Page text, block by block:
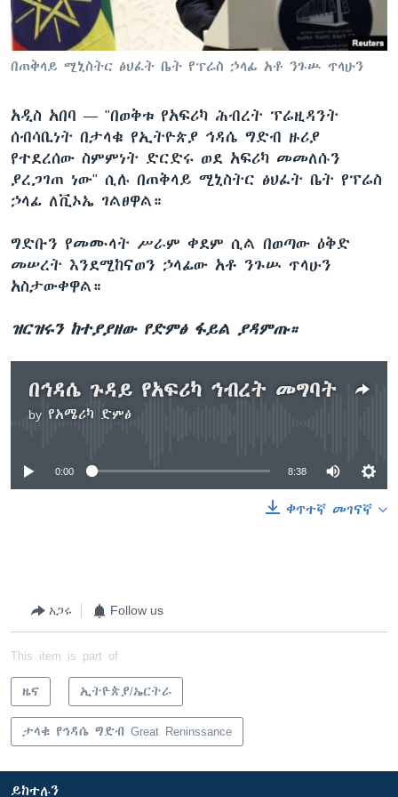
ቋንቋዎች
በጠቅላይ ሚኒስትር ፅህፈት ቤት የፕሬስ ኃላፊ አቶ ንጉሡ ጥላሁን
አዲስ አበባ — "በወቅቱ የአፍሪካ ሕብረት ፕሬዚዳንት
ሰብሳቢነት በታላቁ የኢትዮጵያ ኅዳሴ ግድብ ዙሪያ
የተደረሰው ስምምነት ድርድሩ ወደ አፍሪካ መመለሱን
ያረጋገጠ ነው" ሲሉ በጠቅላይ ሚኒስትር ፅህፈት ቤት የፕሬስ
ኃላፊ ለቪኦኤ ገልፀዋል።
ግድቡን የመሙላት ሥራም ቀደም ሲል በወጣው ዕቅድ
መሠረት እንደሚከናወን ኃላፊው አቶ ንጉሡ ጥላሁን
አስታውቀዋል።
ዝርዝሩን ከተያያዘው የድምፅ ፋይል ያዳምጡ።
በኅዳሴ ጉዳይ የአፍሪካ ኅብረት መግባት
by የአሜሪካ ድምፅ
No media source currently available
0:00 8:38
ቀጥተኛ መገናኛ
አጋሩ Follow us
This item is part of
ዜና ኢትዮጵያ/ኤርትራ
ታላቁ የኅዳሴ ግድብ Great Reninssance
ይከተሉን